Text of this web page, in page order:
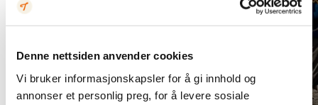
Denne nettsiden anvender cookies
Vi bruker informasjonskapsler for å gi innhold og
annonser et personlig preg, for å levere sosiale